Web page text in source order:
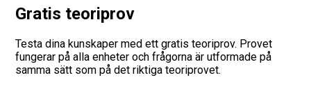
Gratis teoriprov
Testa dina kunskaper med ett gratis teoriprov. Provet
fungerar på alla enheter och frågorna är utformade på
samma sätt som på det riktiga teoriprovet.